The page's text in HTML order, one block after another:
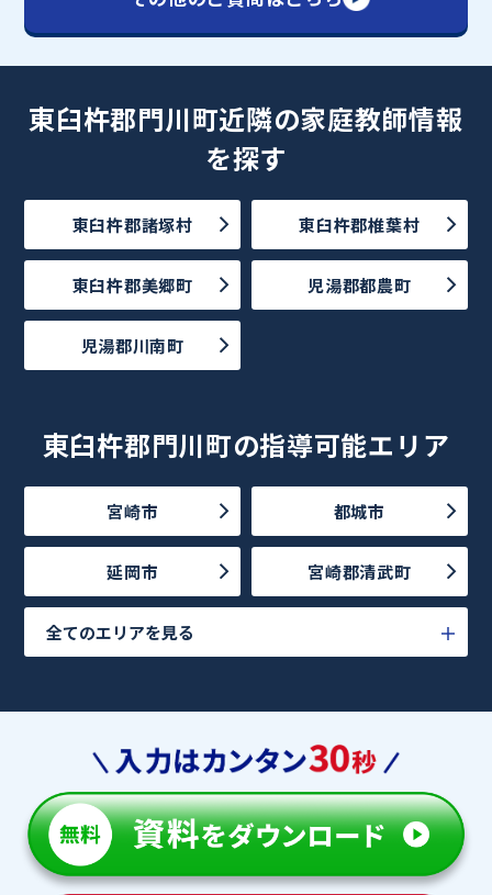
東臼杵郡門川町近隣の家庭教師情報
を探す
東臼杵郡諸塚村 東臼杵郡椎葉村
東臼杵郡美郷町 児湯郡都農町
児湯郡川南町
東臼杵郡門川町の指導可能エリア
宮崎市 都城市
延岡市 宮崎郡清武町
全てのエリアを見る